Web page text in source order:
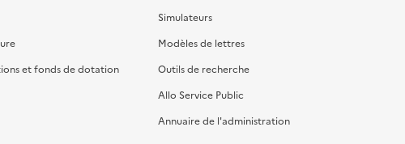
et fonds de dotation
Simulateurs
Modèles de lettres
Outils de recherche
Allo Service Public
Annuaire de l'administration